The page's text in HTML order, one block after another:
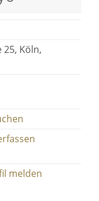
melden
gerne